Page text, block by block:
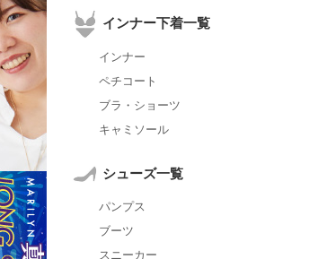
インナー下着一覧
インナー
ペチコート
ブラ・ショーツ
キャミソール
シューズ一覧
パンプス
ブーツ
スニーカー